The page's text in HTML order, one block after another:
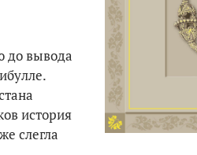
до вывода
история
слегла